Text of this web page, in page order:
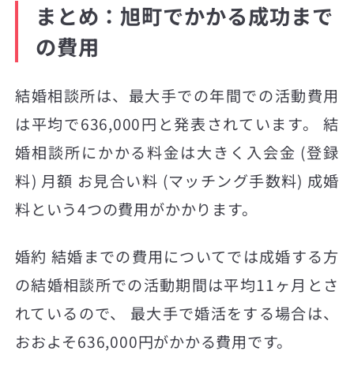
まとめ：旭町でかかる成功まで
の費用
結婚相談所は、最大手での年間での活動費用
は平均で636,000円と発表されています。 結
婚相談所にかかる料金は大きく入会金 (登録
料) 月額 お見合い料 (マッチング手数料) 成婚
料という4つの費用がかかります。
婚約 結婚までの費用についてでは成婚する方
の結婚相談所での活動期間は平均11ヶ月とさ
れているので、 最大手で婚活をする場合は、
おおよそ636,000円がかかる費用です。